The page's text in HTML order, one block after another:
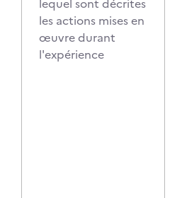
lequel sont décrites
les actions mises en
œuvre durant
l'expérience